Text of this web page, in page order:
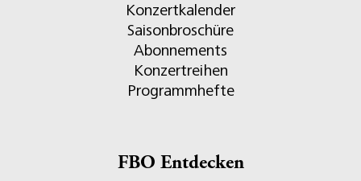
Konzertkalender
Saisonbroschüre
Abonnements
Konzertreihen
Programmhefte
FBO Entdecken